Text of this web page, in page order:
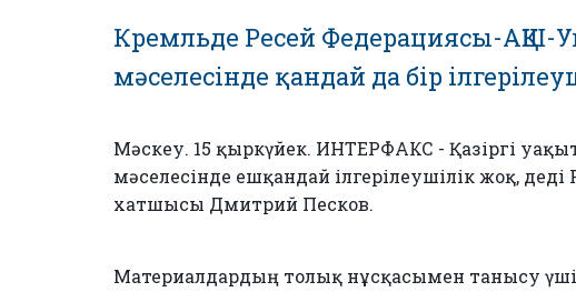
Кремльде Ресей Федерациясы-
мәселесінде қандай да бір
Мәскеу. 15 қыркүйек. ИНТЕРФАКС - Қазіргі
мәселесінде ешқандай ілгерілеушілік жоқ,
хатшысы Дмитрий Песков.
Материалдардың толық нұсқасымен танысу